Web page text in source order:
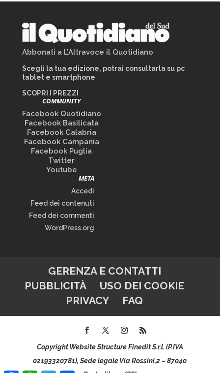
Abbonati a L’Altravoce il Quotidiano
Scegli la tua edizione, potrai consultarla su pc
tablet e smartphone
SCOPRI I PREZZI
COMMUNITY
Facebook Quotidiano
Facebook Basilicata
Facebook Calabria
Facebook Campania
Facebook Puglia
Twitter
Youtube
META
Accedi
Feed dei contenuti
Feed dei commenti
WordPress.org
GERENZA E CONTATTI
PUBBLICITÀ
USO DEI COOKIE
PRIVACY
FAQ
Copyright Website Structure Finedit S.r.l. (P.IVA
02193320781), Sede legale Via Rossini,2 – 87040